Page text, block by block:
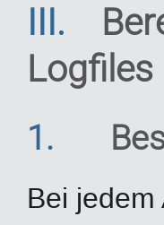
III.
Logfiles
1.
Bei